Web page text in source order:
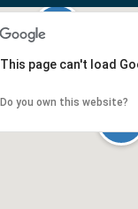
This page can't load
Do you own this website?